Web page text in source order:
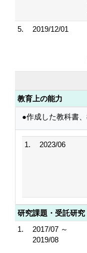
5. 2019/12/01
教育上の能力
●作成した教科書
1. 2023/06
研究課題・受託研究
1.
2017/07 ～
2019/08